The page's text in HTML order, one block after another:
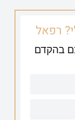
רפאל
בהקדם